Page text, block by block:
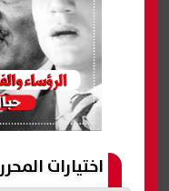
اختيارات المحرر